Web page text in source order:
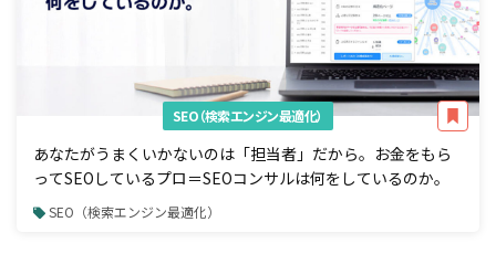
SEO（検索エンジン最適化）
あなたがうまくいかないのは「担当者」だから。お金をもら
ってSEOしているプロ＝SEOコンサルは何をしているのか。
SEO（検索エンジン最適化）